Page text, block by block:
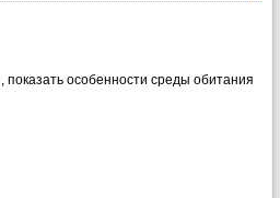
особенности среды обитания